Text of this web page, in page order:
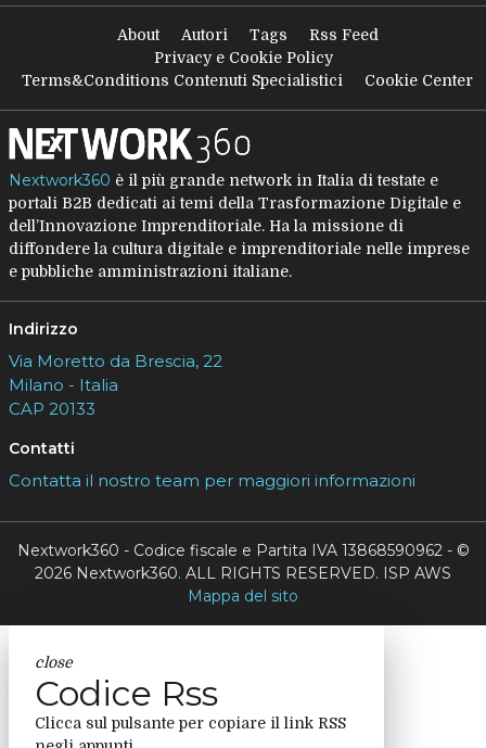
About Autori Tags
Rss Feed
Privacy e Cookie Policy
Terms&Conditions Contenuti Specialistici
Cookie Center
Nextwork360 è il più grande network in Italia di testate e
portali B2B dedicati ai temi della Trasformazione Digitale e
dell’Innovazione Imprenditoriale. Ha la missione di
diffondere la cultura digitale e imprenditoriale nelle imprese
e pubbliche amministrazioni italiane.
Indirizzo
Via Moretto da Brescia, 22
Milano - Italia
CAP 20133
Contatti
Contatta il nostro team per maggiori informazioni
Nextwork360 - Codice fiscale e Partita IVA 13868590962 - ©
2026 Nextwork360. ALL RIGHTS RESERVED. ISP AWS
Mappa del sito
close
Codice Rss
Clicca sul pulsante per copiare il link RSS